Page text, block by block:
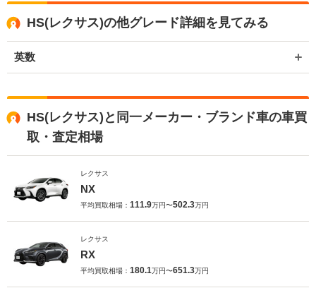
HS(レクサス)の他グレード詳細を見てみる
英数
HS(レクサス)と同一メーカー・ブランド車の車買
取・査定相場
レクサス
NX
平均買取相場： 111.9万円〜502.3万円
レクサス
RX
平均買取相場： 180.1万円〜651.3万円